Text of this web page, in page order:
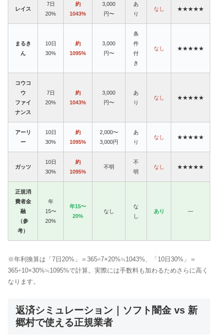
レイス
7日
20%
約
1043%
3,000
円〜
あ
り
なし ★★★★★
まるき
ん
10日
30%
約
1095%
3,000
円〜
条
件
付
き
なし ★★★★★
コウコ
ウ
ファイ
ナンス
7日
20%
約
1043%
3,000
円〜
あ
り
なし ★★★★★
アーリ
ー
10日
30%
約
1095%
2,000〜
3,000円
あ
り
なし ★★★★★
ガッツ
10日
30%
約
1095%
不明
不
明
なし ★★★★★
正規消
費者金
融
（参
考）
年
15〜
20%
年15〜
20%
なし
な
し
あり —
※年利換算は「7日20%」＝365÷7×20%≒1043%、「10日30%」＝
365÷10×30%≒1095%で計算。実際には手数料も加わるためさらに高く
なります。
返済シミュレーション｜ソフト闇金 vs 新
郷村で使える正規業者